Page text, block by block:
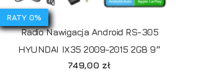
do sklepu
RATY 0%
Radio Nawigacja Android RS-305
HYUNDAI IX35 2009-2015 2GB 9″
749,00zł